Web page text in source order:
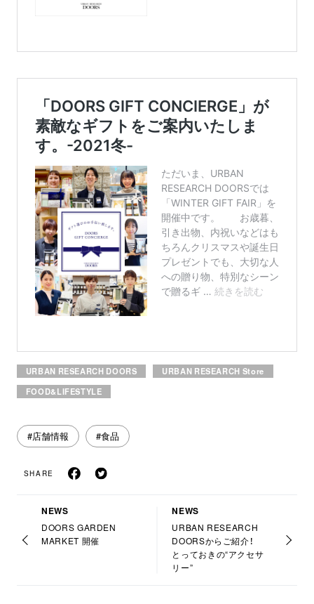
URBAN RESEARCH DOORS
URBAN RESEARCH Store
FOOD&LIFESTYLE
#店舗情報 #食品
SHARE
NEWS
DOORS GARDEN
MARKET 開催
NEWS
URBAN RESEARCH
DOORSからご紹介！
とっておきの“アクセサ
リー”